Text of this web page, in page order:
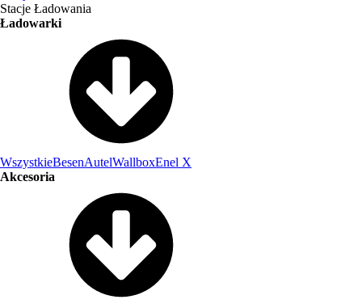
Stacje Ładowania
Ładowarki
WszystkieBesenAutelWallboxEnel X
Akcesoria